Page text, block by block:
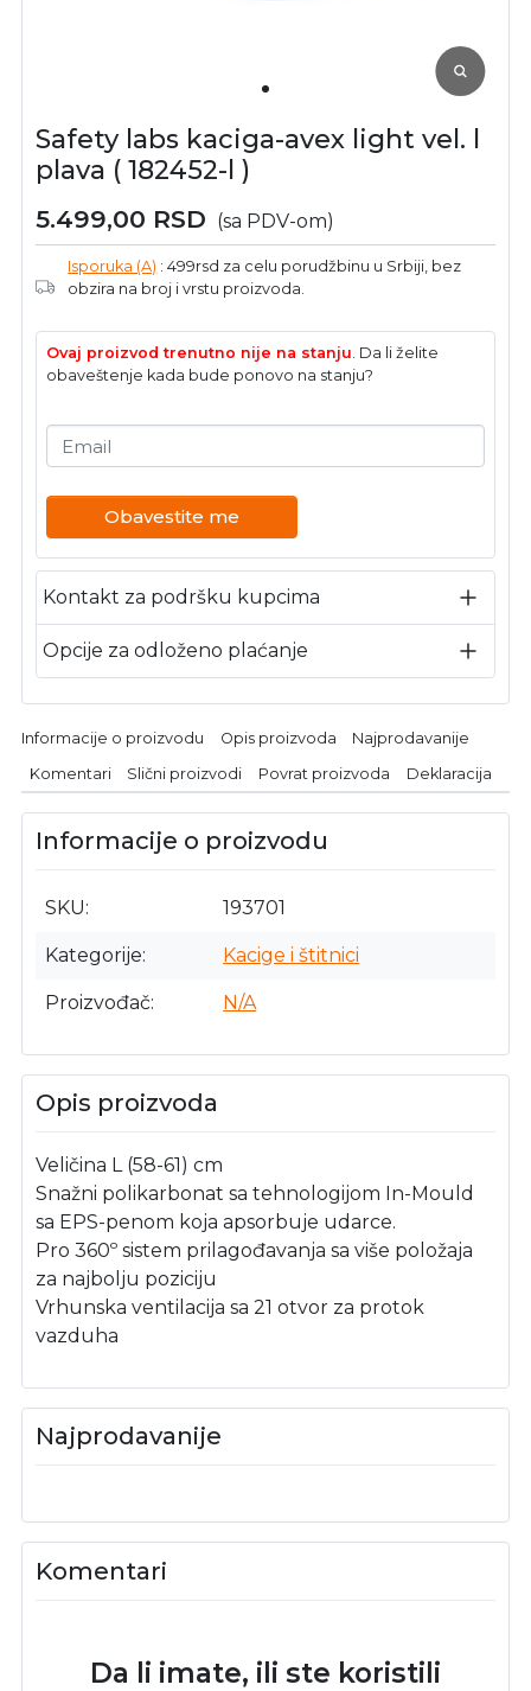
Safety labs kaciga-avex light vel. l
plava ( 182452-l )
5.499,00 RSD (sa PDV-om)
Isporuka (A) : 499rsd za celu porudžbinu u Srbiji, bez
obzira na broj i vrstu proizvoda.
Ovaj proizvod trenutno nije na stanju . Da li želite
obaveštenje kada bude ponovo na stanju?
Email
Obavestite me
Kontakt za podršku kupcima
Opcije za odloženo plaćanje
Informacije o proizvodu Opis proizvoda Najprodavanije
Komentari Slični proizvodi Povrat proizvoda Deklaracija
Informacije o proizvodu
SKU 193701
Kategorije Kacige i štitnici
Proizvođač N/A
Opis proizvoda
Veličina L (58-61) cm
Snažni polikarbonat sa tehnologijom In-Mould
sa EPS-penom koja apsorbuje udarce.
Pro 360º sistem prilagođavanja sa više položaja
za najbolju poziciju
Vrhunska ventilacija sa 21 otvor za protok
vazduha
Najprodavanije
Komentari
Da li imate, ili ste koristili